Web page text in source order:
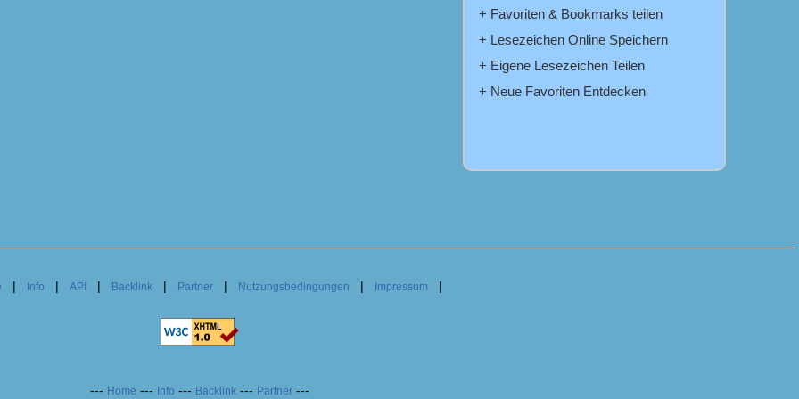
+ Favoriten & Bookmarks teilen
+ Lesezeichen Online Speichern
+ Eigene Lesezeichen Teilen
+ Neue Favoriten Entdecken
| Info | API | Backlink| Partner| Nutzungsbedingungen | Impressum |
--- Home --- Info --- Backlink --- Partner ---